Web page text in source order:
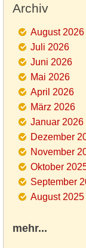
Archiv
August 2026
Juli 2026
Juni 2026
Mai 2026
April 2026
März 2026
Januar 2026
Dezember
November
Oktober
September
August 2025
mehr...